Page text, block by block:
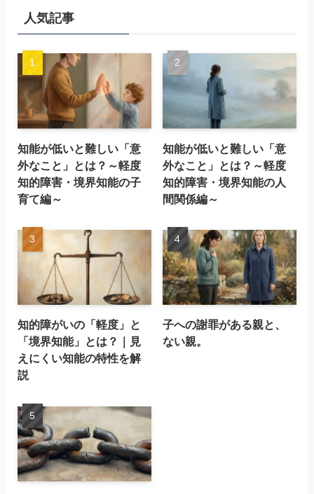
人気記事
知能が低いと難しい「意
外なこと」とは？～軽度
知的障害・境界知能の子
育て編～
知能が低いと難しい「意
外なこと」とは？～軽度
知的障害・境界知能の人
間関係編～
知的障がいの「軽度」と
「境界知能」とは？｜見
えにくい知能の特性を解
説
子への謝罪がある親と、
ない親。